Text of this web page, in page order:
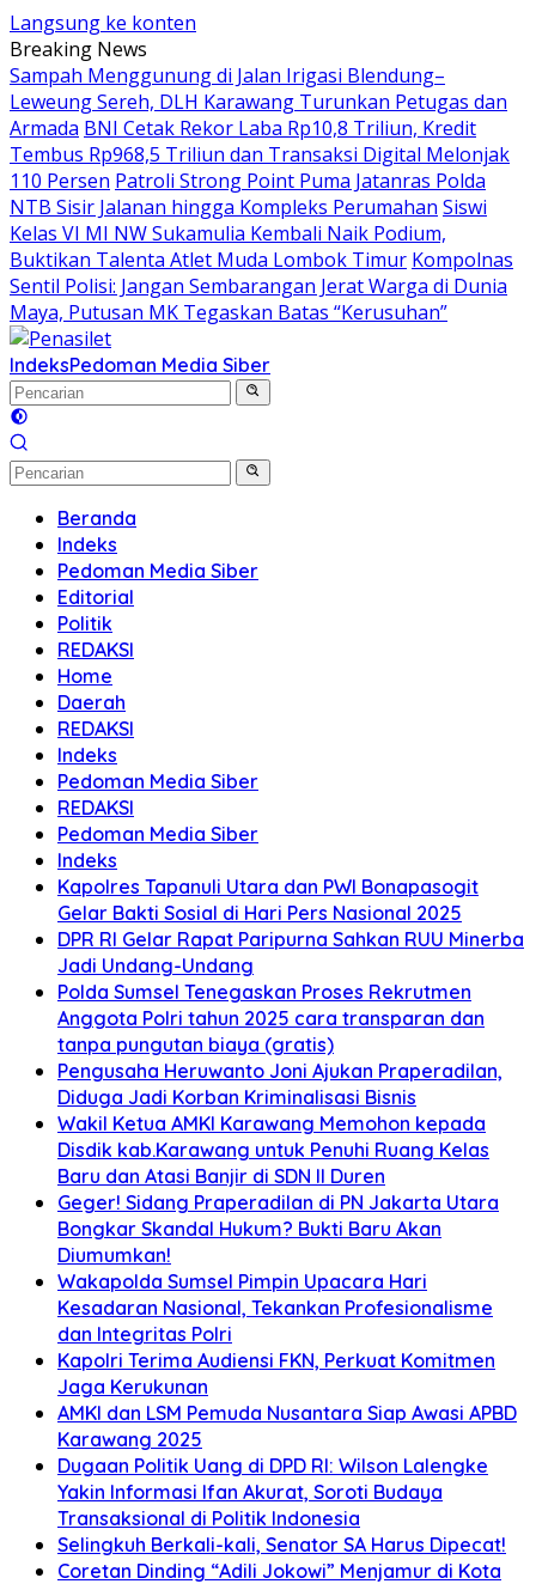
Langsung ke konten
Breaking News
Sampah Menggunung di Jalan Irigasi Blendung–
Leweung Sereh, DLH Karawang Turunkan Petugas dan
Armada BNI Cetak Rekor Laba Rp10,8 Triliun, Kredit
Tembus Rp968,5 Triliun dan Transaksi Digital Melonjak
110 Persen Patroli Strong Point Puma Jatanras Polda
NTB Sisir Jalanan hingga Kompleks Perumahan Siswi
Kelas VI MI NW Sukamulia Kembali Naik Podium,
Buktikan Talenta Atlet Muda Lombok Timur Kompolnas
Sentil Polisi: Jangan Sembarangan Jerat Warga di Dunia
Maya, Putusan MK Tegaskan Batas “Kerusuhan”
IndeksPedoman Media Siber
Beranda
Indeks
Pedoman Media Siber
Editorial
Politik
REDAKSI
Home
Daerah
REDAKSI
Indeks
Pedoman Media Siber
REDAKSI
Pedoman Media Siber
Indeks
Kapolres Tapanuli Utara dan PWI Bonapasogit
Gelar Bakti Sosial di Hari Pers Nasional 2025
DPR RI Gelar Rapat Paripurna Sahkan RUU Minerba
Jadi Undang-Undang
Polda Sumsel Tenegaskan Proses Rekrutmen
Anggota Polri tahun 2025 cara transparan dan
tanpa pungutan biaya (gratis)
Pengusaha Heruwanto Joni Ajukan Praperadilan,
Diduga Jadi Korban Kriminalisasi Bisnis
Wakil Ketua AMKI Karawang Memohon kepada
Disdik kab.Karawang untuk Penuhi Ruang Kelas
Baru dan Atasi Banjir di SDN II Duren
Geger! Sidang Praperadilan di PN Jakarta Utara
Bongkar Skandal Hukum? Bukti Baru Akan
Diumumkan!
Wakapolda Sumsel Pimpin Upacara Hari
Kesadaran Nasional, Tekankan Profesionalisme
dan Integritas Polri
Kapolri Terima Audiensi FKN, Perkuat Komitmen
Jaga Kerukunan
AMKI dan LSM Pemuda Nusantara Siap Awasi APBD
Karawang 2025
Dugaan Politik Uang di DPD RI: Wilson Lalengke
Yakin Informasi Ifan Akurat, Soroti Budaya
Transaksional di Politik Indonesia
Selingkuh Berkali-kali, Senator SA Harus Dipecat!
Coretan Dinding “Adili Jokowi” Menjamur di Kota